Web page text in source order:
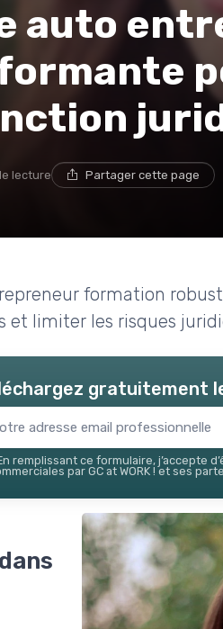
auto
lecture Partager cette page
formation
et limiter les risques
gratuitement
remplissant ce formulaire, j’accepte
par GC at WORK ! et ses